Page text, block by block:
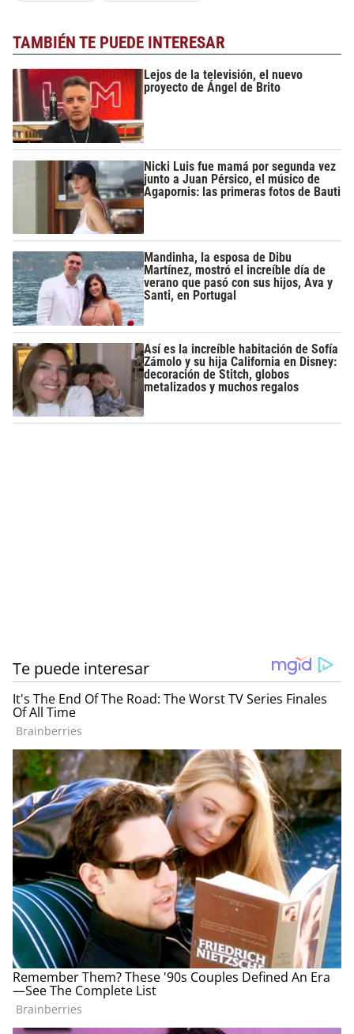
TAMBIÉN TE PUEDE INTERESAR
Lejos de la televisión, el nuevo
proyecto de Ángel de Brito
Nicki Luis fue mamá por segunda vez
junto a Juan Pérsico, el músico de
Agapornis: las primeras fotos de Bauti
Mandinha, la esposa de Dibu
Martínez, mostró el increíble día de
verano que pasó con sus hijos, Ava y
Santi, en Portugal
Así es la increíble habitación de Sofía
Zámolo y su hija California en Disney:
decoración de Stitch, globos
metalizados y muchos regalos